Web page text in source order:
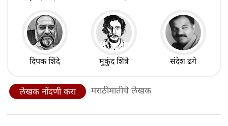
दिपक शिंदे मुकुंद शिंत्रे संदेश ढगे
लेखक नोंदणी करा मराठीमातीचे लेखक